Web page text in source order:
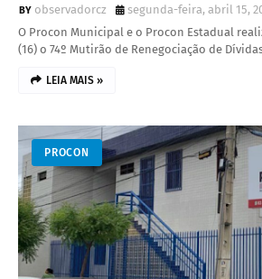
observadorcz
segunda-feira, abril 15,
O Procon Municipal e o Procon Estadual
(16) o 74º Mutirão de Renegociação de
LEIA MAIS »
PROCON